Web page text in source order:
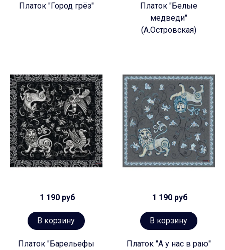
Платок "Город грёз"
Платок "Белые
медведи"
(А.Островская)
1 190 руб
В корзину
Платок "Барельефы
1 190 руб
В корзину
Платок "А у нас в раю"